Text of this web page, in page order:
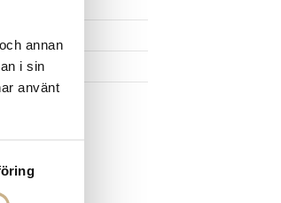
annan
i sin
använt